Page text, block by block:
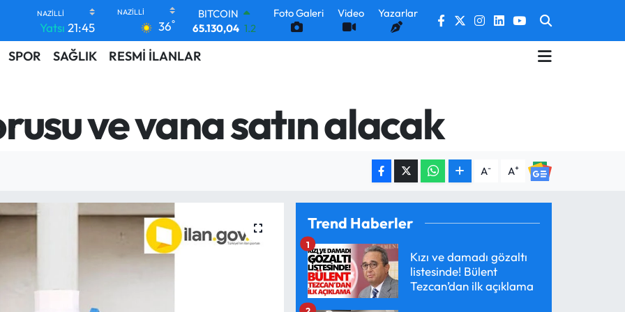
Yatsı 21:45 36°
BITCOIN
65.130,04 1.2
DOLAR
47,7106
GRAM ALTIN
6618.49 2.12
Foto Galeri Video Yazarlar
SPOR SAĞLIK RESMİ İLANLAR
ve vana satın alacak
A- A+
Trend Haberler
Kızı ve damadı gözaltı
listesinde! Bülent
Tezcan’dan ilk açıklama
1